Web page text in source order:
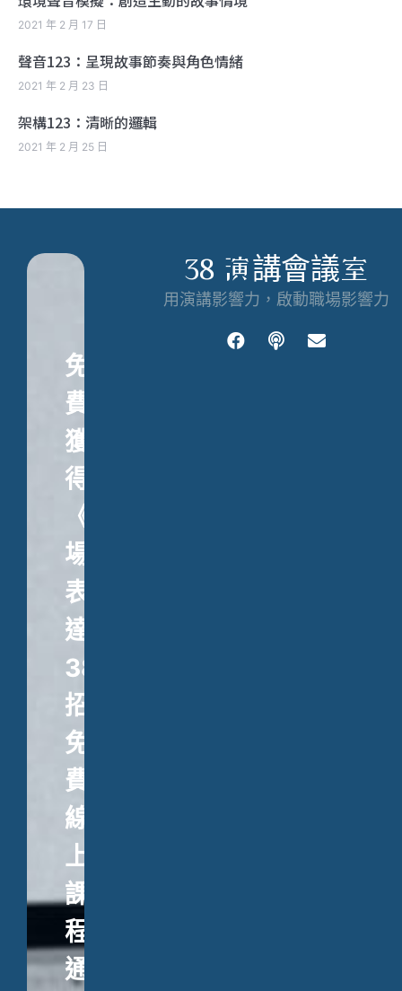
2021 年 2 月 17 日
聲音123：呈現故事節奏與角色情緒
2021 年 2 月 23 日
架構123：清晰的邏輯
2021 年 2 月 25 日
38 演講會議室
用演講影響力，啟動職場影響力
免
費
獲
得
《職
場
表
達
38
招》、
免
費
線
上
課
程
通